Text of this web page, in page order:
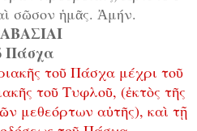
σῶ­σον ἡ­μᾶς. Ἀ­μήν.
Πά­σχα
τοῦ Πά­σχα μέ­χρι τοῦ
τοῦ Τυ­φλοῦ, (ἐ­κτὸς τῆς
με­θε­όρ­των αὐ­τῆς), καὶ τῇ